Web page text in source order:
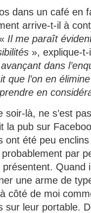
dans un café en
arrive-t-il à
Il me paraît
», explique-
dans
que l’on en
en
là, ne s’est
la pub sur
ont été peu
par
présentent. Quand
une arme de
côté de moi
sur leur portable.